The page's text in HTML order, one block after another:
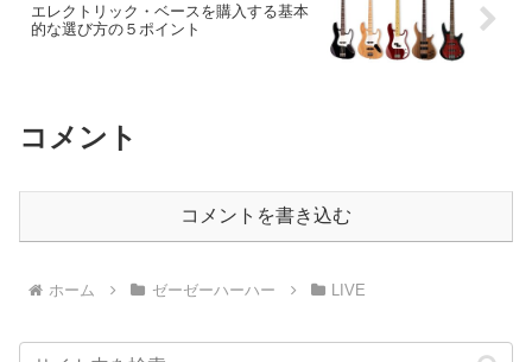
エレクトリック・ベースを購入する基本
的な選び方の５ポイント
コメント
コメントを書き込む
ホーム ゼーゼーハーハー LIVE